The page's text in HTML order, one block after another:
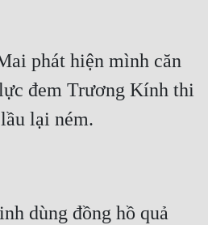
phát hiện mình căn
đem Trương Kính thi
lại ném.
dùng đồng hồ quả